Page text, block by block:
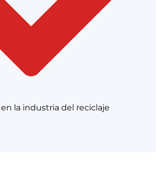
la industria del reciclaje